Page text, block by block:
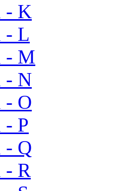
- K
- L
- M
- N
- O
P
- Q
- R